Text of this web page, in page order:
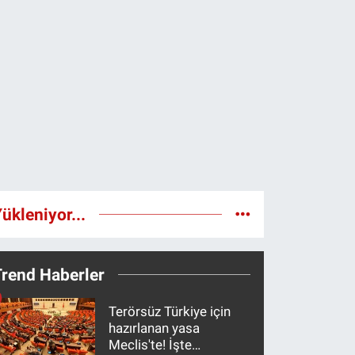
Haberler
Terörsüz Türkiye için
hazırlanan yasa
Meclis'te! İşte